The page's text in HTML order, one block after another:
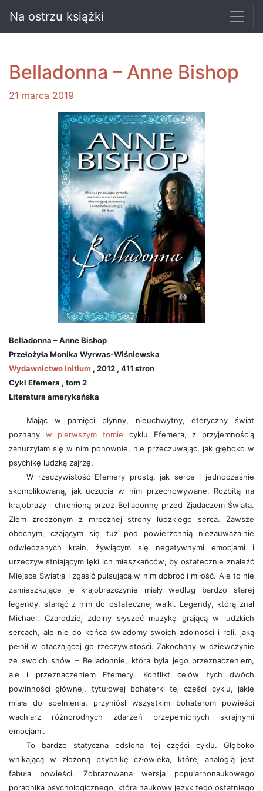
Na ostrzu książki
Belladonna – Anne Bishop
21 marca 2019
Belladonna – Anne Bishop
Przełożyła Monika Wyrwas-Wiśniewska
Wydawnictwo Initium , 2012 , 411 stron
Cykl Efemera , tom 2
Literatura amerykańska
Mając w pamięci płynny, nieuchwytny, eteryczny świat
poznany w pierwszym tomie cyklu Efemera, z przyjemnością
zanurzyłam się w nim ponownie, nie przeczuwając, jak głęboko w
psychikę ludzką zajrzę.
W rzeczywistość Efemery prostą, jak serce i jednocześnie
skomplikowaną, jak uczucia w nim przechowywane. Rozbitą na
krajobrazy i chronioną przez Belladonnę przed Zjadaczem Świata.
Złem zrodzonym z mrocznej strony ludzkiego serca. Zawsze
obecnym, czającym się tuż pod powierzchnią niezauważalnie
odwiedzanych krain, żywiącym się negatywnymi emocjami i
urzeczywistniającym lęki ich mieszkańców, by ostatecznie znaleźć
Miejsce Światła i zgasić pulsującą w nim dobroć i miłość. Ale to nie
zamieszkujące je krajobrazczynie miały według bardzo starej
legendy, stanąć z nim do ostatecznej walki. Legendy, którą znał
Michael. Czarodziej zdolny słyszeć muzykę grającą w ludzkich
sercach, ale nie do końca świadomy swoich zdolności i roli, jaką
pełnił w otaczającej go rzeczywistości. Zakochany w dziewczynie
ze swoich snów – Belladonnie, która była jego przeznaczeniem,
ale i przeznaczeniem Efemery. Konflikt celów tych dwóch
powinności głównej, tytułowej bohaterki tej części cyklu, jakie
miała do spełnienia, przyniósł wszystkim bohaterom powieści
wachlarz różnorodnych zdarzeń przepełnionych skrajnymi
emocjami.
To bardzo statyczna odsłona tej części cyklu. Głęboko
wnikającą w złożoną psychikę człowieka, której analogią jest
fabuła powieści. Zobrazowana wersja popularnonaukowego
poradnika psychologicznego, która naukowy język tego ostatniego